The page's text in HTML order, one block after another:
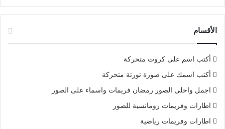
الأقسام
أكتب اسم على كروت متحركة
أكتب اسمك على صورة تورتة متحركة
اجمل واحلى الصور رمضان فريمات واسماء على الصور
اطارات وفريمات رومانسية للصور
اطارات وفريمات رياضية